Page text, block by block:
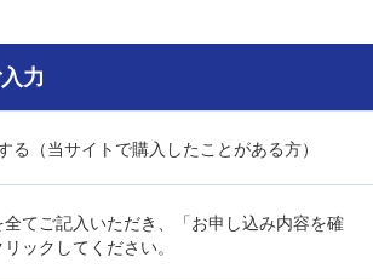
力
る（当サイトで購入したことがある方）
てご記入いただき、「お申し込み内容を確
ックしてください。